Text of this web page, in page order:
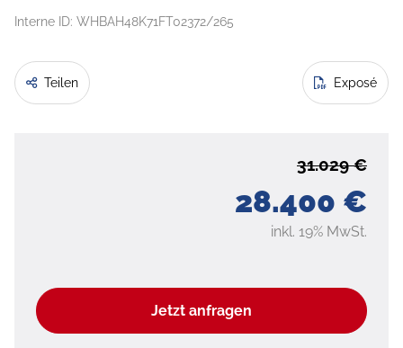
Interne ID: WHBAH48K71FT02372/265
Teilen Exposé
28.400 €
31.029 €
inkl. 19% MwSt.
Jetzt anfragen